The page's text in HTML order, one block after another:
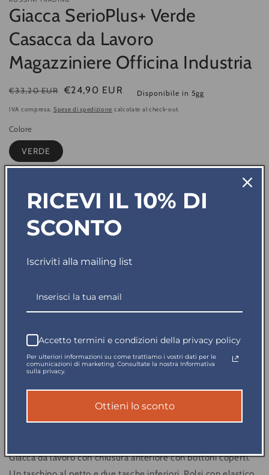
Giacca SerioPlus+ Verde
Casacca da Lavoro
Magazziniere Officina Industria
Prezzo
€33,20 EUR
Prezzo
€24,90 EUR Disponibile in 5gg
IVA compresa. Spese di spedizione calcolate al check-out.
Colore
VERDE
M L XL XXL
In riassortimento: disponibile in 3 giorni
quantità
per
Giacca
Verde
Casacca
da
Magazziniere
per
Giacca
Verde
Casacca
da
Magazziniere
Officina
Disponibile in 5gg
Spedito in giornata
Pagamento sicuro
Reso garantito
Giacca da lavoro con chiusura anteriore con bottoni coperti.
RICEVI IL 10% DI
SCONTO
Iscriviti alla mailing list
Accetto termini e condizioni della privacy policy
Per ulteriori informazioni su come trattiamo i vostri dati per le
comunicazioni di marketing. Consultate la nostra Informativa
sulla privacy.
Ottieni lo sconto